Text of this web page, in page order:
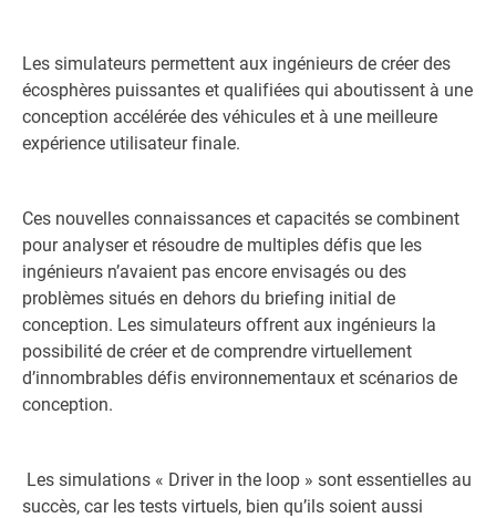
Les simulateurs permettent aux ingénieurs de créer des
écosphères puissantes et qualifiées qui aboutissent à une
conception accélérée des véhicules et à une meilleure
expérience utilisateur finale.
Ces nouvelles connaissances et capacités se combinent
pour analyser et résoudre de multiples défis que les
ingénieurs n’avaient pas encore envisagés ou des
problèmes situés en dehors du briefing initial de
conception. Les simulateurs offrent aux ingénieurs la
possibilité de créer et de comprendre virtuellement
d’innombrables défis environnementaux et scénarios de
conception.
Les simulations « Driver in the loop » sont essentielles au
succès, car les tests virtuels, bien qu’ils soient aussi